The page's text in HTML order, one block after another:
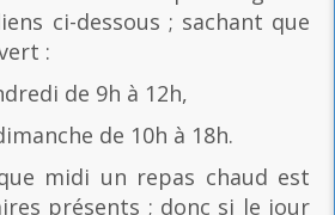
ci-dessous ; sachant que
:
de 9h à 12h,
de 10h à 18h.
midi un repas chaud est
présents ; donc si le jour